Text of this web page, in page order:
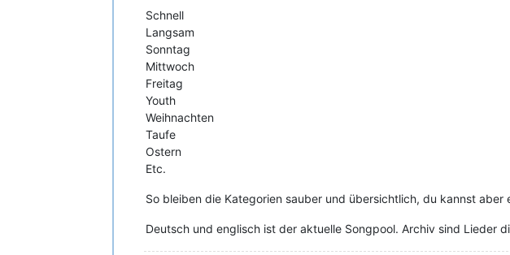
Schnell
Langsam
Sonntag
Mittwoch
Freitag
Youth
Weihnachten
Taufe
Ostern
Etc.
So bleiben die Kategorien sauber und übersichtlich, du kannst
Deutsch und englisch ist der aktuelle Songpool. Archiv sind Lieder